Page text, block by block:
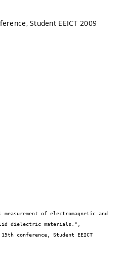
Student EEICT 2009
dielectric materials.",